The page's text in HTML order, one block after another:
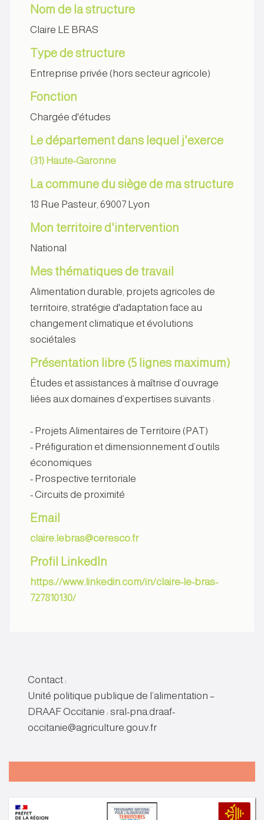
Nom de la structure
Claire LE BRAS
Type de structure
Entreprise privée (hors secteur agricole)
Fonction
Chargée d'études
Le département dans lequel j'exerce
(31) Haute-Garonne
La commune du siège de ma structure
18 Rue Pasteur, 69007 Lyon
Mon territoire d'intervention
National
Mes thématiques de travail
Alimentation durable, projets agricoles de
territoire, stratégie d'adaptation face au
changement climatique et évolutions
sociétales
Présentation libre (5 lignes maximum)
Études et assistances à maîtrise d’ouvrage
liées aux domaines d’expertises suivants :
- Projets Alimentaires de Territoire (PAT)
- Préfiguration et dimensionnement d’outils
économiques
- Prospective territoriale
- Circuits de proximité
Email
claire.lebras@ceresco.fr
Profil LinkedIn
https://www.linkedin.com/in/claire-le-bras-
727810130/
Contact :
Unité politique publique de l’alimentation –
DRAAF Occitanie : sral-pna.draaf-
occitanie@agriculture.gouv.fr